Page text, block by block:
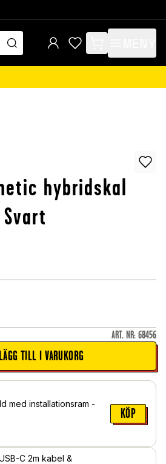
items in cart, view
hybridskal
ART. NR: 68456
LÄGG TILL I VARUKORG
med installationsram -
KÖP
C 2m kabel &